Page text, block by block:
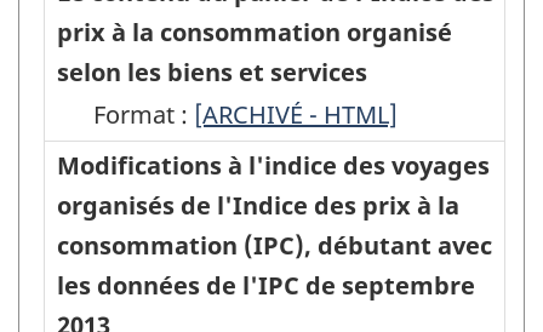
la
consommation
de
2017,
sur
la
base
l'hébergement
des
voyageurs
de
l'Indice
des
prix
à
l'hébergement
des
voyageurs
de
l'Indice
des
prix
à
l'indice
des
services
d'accès
Internet
de
l'Indice
des
prix à la consommation organisé
selon les biens et services
Format : Le
contenu
du
panier
de
[ARCHIVÉ - HTML]
Modifications à l'indice des voyages
organisés de l'Indice des prix à la
consommation (IPC), débutant avec
les données de l'IPC de septembre
2013